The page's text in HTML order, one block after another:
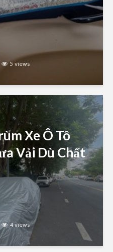
5 views
Xe Ô Tô
Vải Dù Chất
4 views